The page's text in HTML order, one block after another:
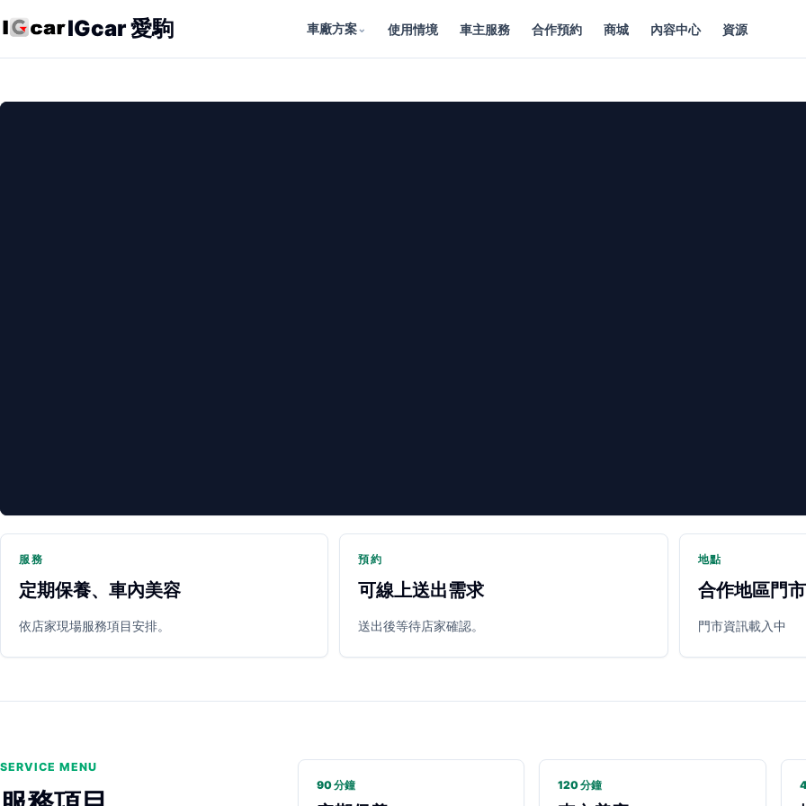
IGcar 愛駒 車廠方案⌄ 使用情境 車主服務 合作預約 商城 內容中心 資源
服務
定期保養、車內美容
依店家現場服務項目安排。
預約
可線上送出需求
送出後等待店家確認。
地點
合作地區門市
門市資訊載入中
SERVICE MENU
90 分鐘 120 分鐘